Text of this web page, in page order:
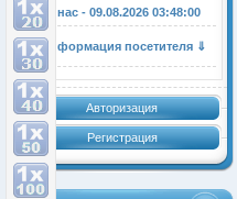
У нас - 09.08.2026 03:48:01
Информация посетителя ⇓
Авторизация
Регистрация